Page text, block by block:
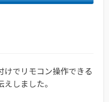
でリモコン操作できる
しました。